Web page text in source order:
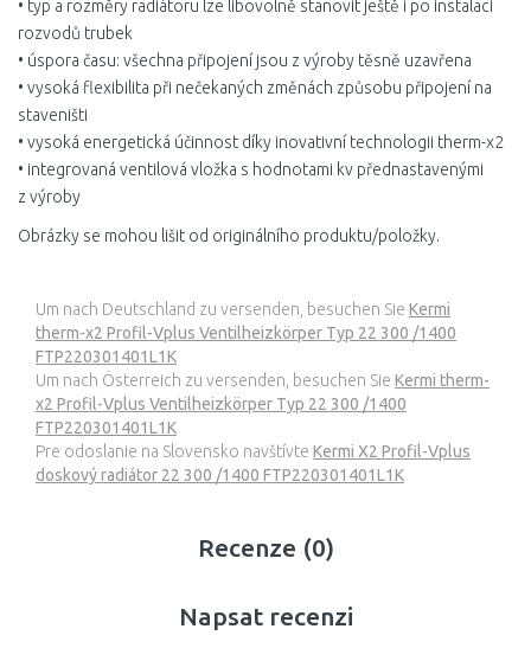
• typ a rozměry radiátoru lze libovolně stanovit ještě i po instalaci
rozvodů trubek
• úspora času: všechna připojení jsou z výroby těsně uzavřena
• vysoká flexibilita při nečekaných změnách způsobu připojení na
staveništi
• vysoká energetická účinnost díky inovativní technologii therm-x2
• integrovaná ventilová vložka s hodnotami kv přednastavenými
z výroby
Obrázky se mohou lišit od originálního produktu/položky.
Um nach Deutschland zu versenden, besuchen Sie Kermi
therm-x2 Profil-Vplus Ventilheizkörper Typ 22 300 /1400
FTP220301401L1K
Um nach Österreich zu versenden, besuchen Sie Kermi therm-
x2 Profil-Vplus Ventilheizkörper Typ 22 300 /1400
FTP220301401L1K
Pre odoslanie na Slovensko navštívte Kermi X2 Profil-Vplus
doskový radiátor 22 300 /1400 FTP220301401L1K
Recenze (0)
Napsat recenzi